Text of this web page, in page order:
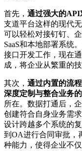
首先， 通过强大的API
支道平台这样的现代
可以轻松对接钉钉、
SaaS和本地部署系统
接口开发工作，现在
成，将企业从繁重的
其次， 通过内置的流
深度定制与整合业务
所在。数据打通后，
创建符合自身业务需
设计跨越多个系统的
到OA进行合同审批，
种能力，使得企业不